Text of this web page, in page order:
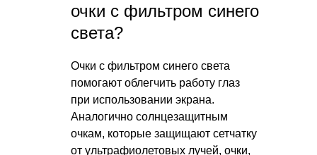
очки с фильтром синего
света?
Очки с фильтром синего света
помогают облегчить работу глаз
при использовании экрана.
Аналогично солнцезащитным
очкам, которые защищают сетчатку
от ультрафиолетовых лучей, очки,